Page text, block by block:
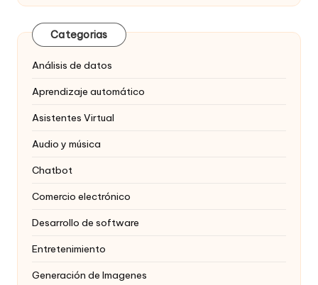
Categorias
Análisis de datos
Aprendizaje automático
Asistentes Virtual
Audio y música
Chatbot
Comercio electrónico
Desarrollo de software
Entretenimiento
Generación de Imagenes